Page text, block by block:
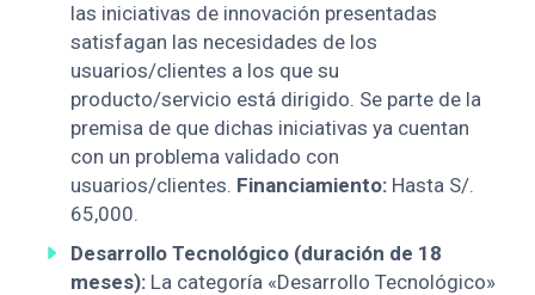
las iniciativas de innovación presentadas
satisfagan las necesidades de los
usuarios/clientes a los que su
producto/servicio está dirigido. Se parte de la
premisa de que dichas iniciativas ya cuentan
con un problema validado con
usuarios/clientes. Financiamiento: Hasta S/.
65,000.
Desarrollo Tecnológico (duración de 18
meses): La categoría «Desarrollo Tecnológico»